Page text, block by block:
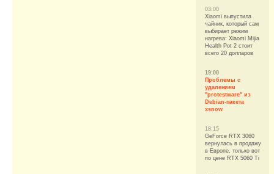
03:00
Xiaomi выпустила
чайник, который сам
выбирает режим
нагрева: Xiaomi Mijia
Health Pot 2 стоит
всего 20 долларов
19:00
Проблемы с
удалением
"protestware" из
Debian-пакета
xsnow
18:15
GeForce RTX 3060
вернулась в продажу
в Европе, только вот
по цене RTX 5060 Ti